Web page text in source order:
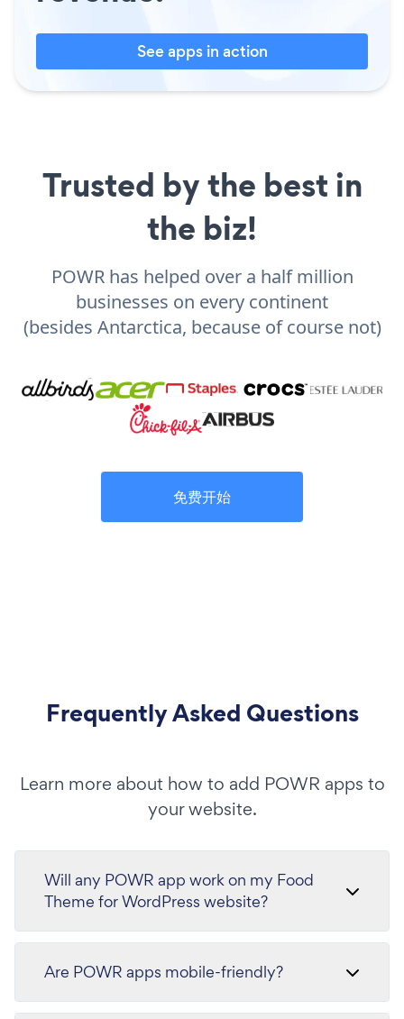
See apps in action
Trusted by the best in
the biz!
POWR has helped over a half million
businesses on every continent
(besides Antarctica, because of course not)
免费开始
Frequently Asked Questions
Learn more about how to add POWR apps to
your website.
Will any POWR app work on my Food
Theme for WordPress website?
Are POWR apps mobile-friendly?